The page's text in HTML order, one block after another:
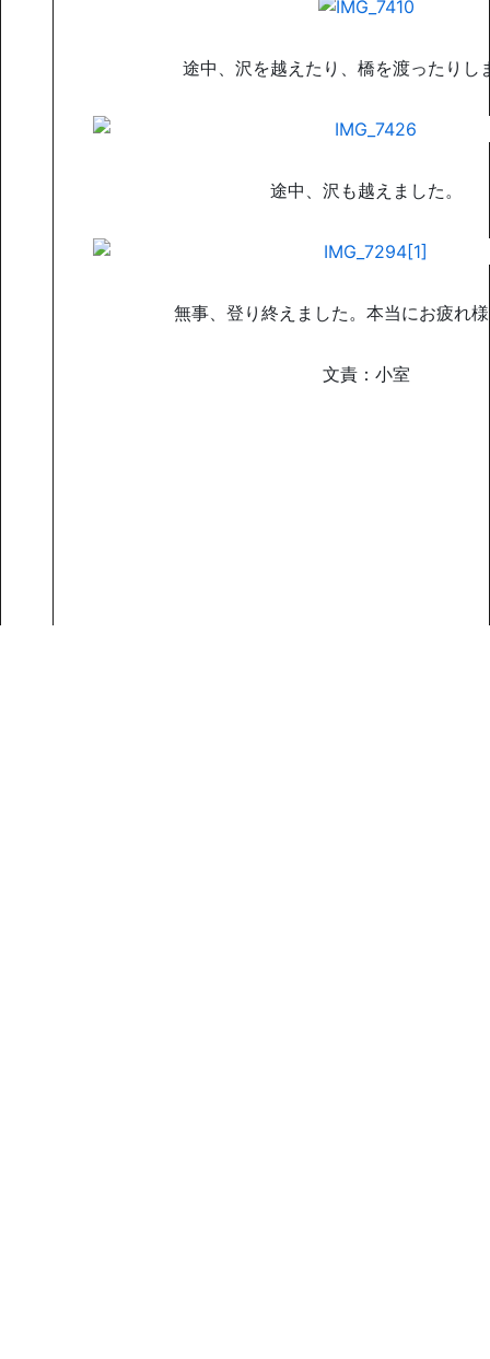
途中、沢を越えたり、橋を渡ったりし
途中、沢も越えました。
無事、登り終えました。本当にお疲れ
文責：小室